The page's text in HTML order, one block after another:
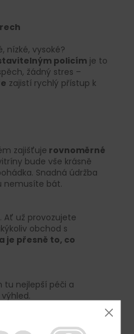
nízké, vysoké?
policím je to
žádný stres –
zajistí rychlý přístup k
zajišťuje rovnoměrné
bude vše krásně
Snadná údržba
nemusíte bát.
Ať už provozujete
obchod s
je přesně to, co
tu nejlepší péči a